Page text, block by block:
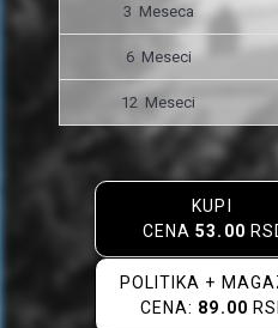
3 Meseca
6 Meseci
12 Meseci
KUPI
CENA53.00
POLITIKA +
CENA: 89.00